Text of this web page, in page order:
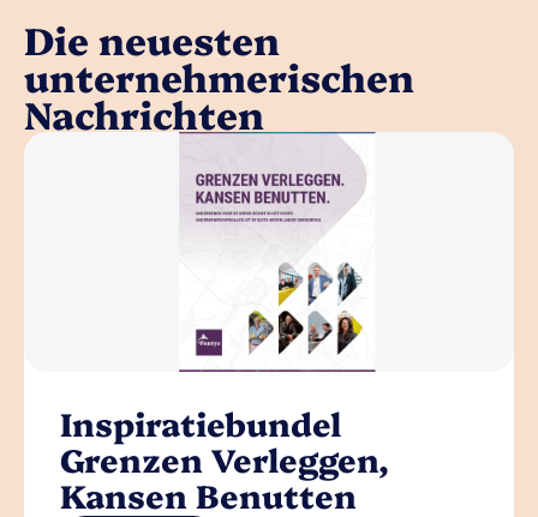
Die neuesten
unternehmerischen
Nachrichten
Inspiratiebundel
Grenzen Verleggen,
Kansen Benutten